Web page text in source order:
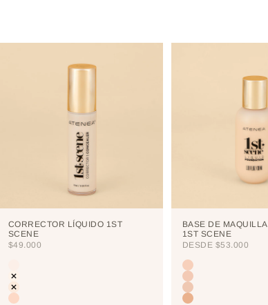
CORRECTOR LÍQUIDO 1ST
SCENE
PRECIO DE OFERTA
$49.000
NEUTRALIZER
VANILLA
BASE DE
1ST SCENE
PRECIO DE OFERTA
DESDE $53.000
Color
LIGHT
PORCELAIN
CREAM